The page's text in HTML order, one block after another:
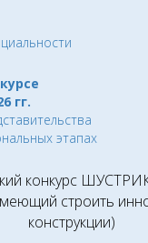
гг.
этапах
конкурс ШУСТРИК
строить
конструкции)